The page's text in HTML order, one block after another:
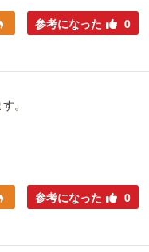
参考になった 0
。
参考になった 0